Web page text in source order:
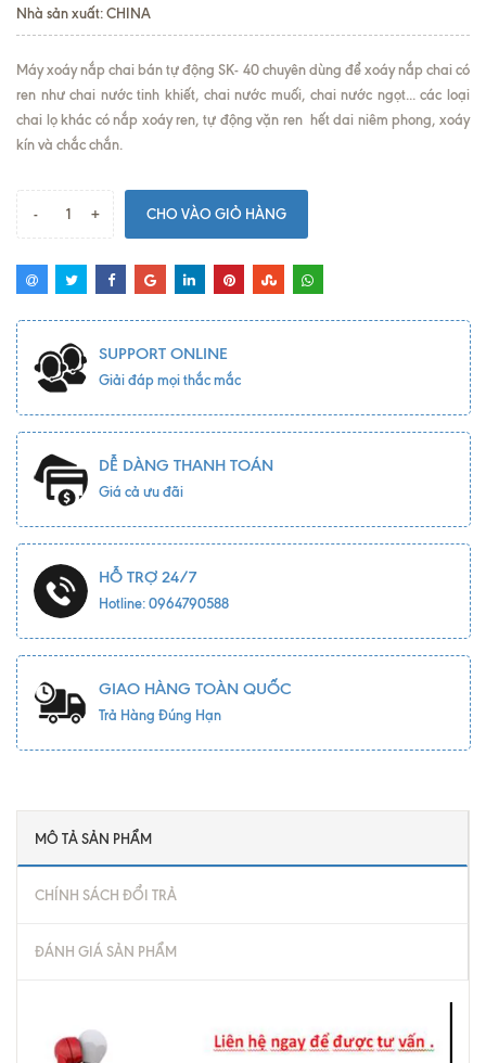
Nhà sản xuất: CHINA
Máy xoáy nắp chai bán tự động SK- 40 chuyên dùng để xoáy nắp chai có
ren như chai nước tinh khiết, chai nước muối, chai nước ngọt... các loại
chai lọ khác có nắp xoáy ren, tự động vặn ren hết dai niêm phong, xoáy
kín và chắc chắn.
- + CHO VÀO GIỎ HÀNG
SUPPORT ONLINE
Giải đáp mọi thắc mắc
DỄ DÀNG THANH TOÁN
Giá cả ưu đãi
HỖ TRỢ 24/7
Hotline: 0964790588
GIAO HÀNG TOÀN QUỐC
Trả Hàng Đúng Hạn
MÔ TẢ SẢN PHẨM
CHÍNH SÁCH ĐỔI TRẢ
ĐÁNH GIÁ SẢN PHẨM